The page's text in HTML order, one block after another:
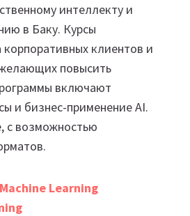
интеллекту и
в Баку. Курсы
клиентов и
повысить
включают
и бизнес-применение AI.
с возможностью
Learning